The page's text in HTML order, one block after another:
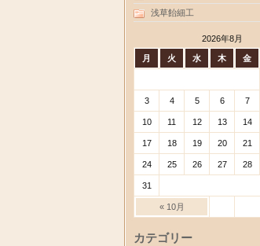
浅草飴細工
2026年8月
月 火 水 木 金
« 10月
3 4 5 6 7
10 11 12 13 14
17 18 19 20 21
24 25 26 27 28
31
カテゴリー